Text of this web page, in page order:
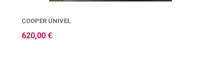
COOPER UNIVEL
620,00 €